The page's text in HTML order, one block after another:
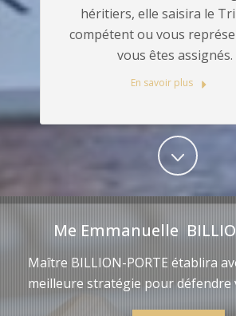
héritiers, elle saisira le
compétent ou vous
vous êtes assignés.
En savoir plus
Me Emmanuelle
Maître BILLION-PORTE établira
meilleure stratégie pour défendre